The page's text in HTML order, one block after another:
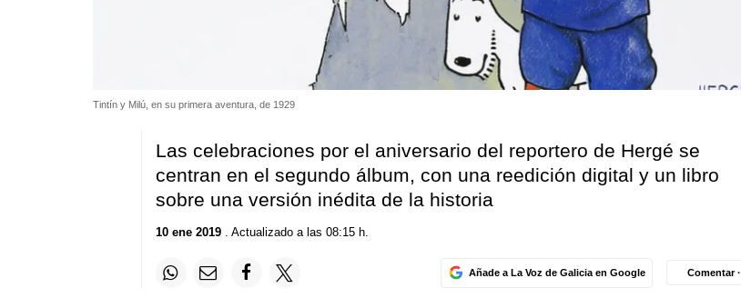
Tintín y Milú, en su primera aventura, de 1929
Las celebraciones por el aniversario del reportero de Hergé se
centran en el segundo álbum, con una reedición digital y un libro
sobre una versión inédita de la historia
10 ene 2019. Actualizado a las 08:15 h.
Añade a La Voz de Galicia en Google Comentar ·